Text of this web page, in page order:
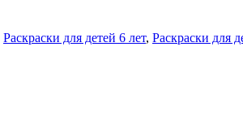
Раскраски для детей 6 лет, Раскраски для